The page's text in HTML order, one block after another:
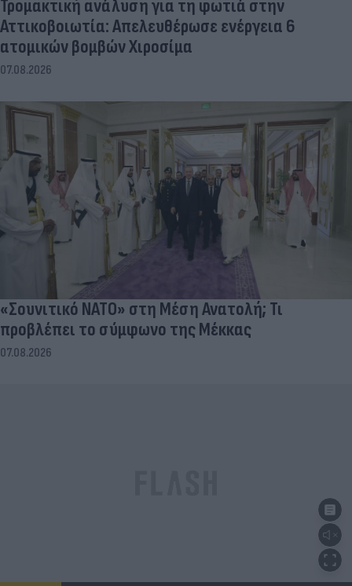
Τρομακτική ανάλυση για τη φωτιά στην
Αττικοβοιωτία: Απελευθέρωσε ενέργεια 6
ατομικών βομβών Χιροσίμα
07.08.2026
«Σουνιτικό ΝΑΤΟ» στη Μέση Ανατολή; Τι
προβλέπει το σύμφωνο της Μέκκας
07.08.2026